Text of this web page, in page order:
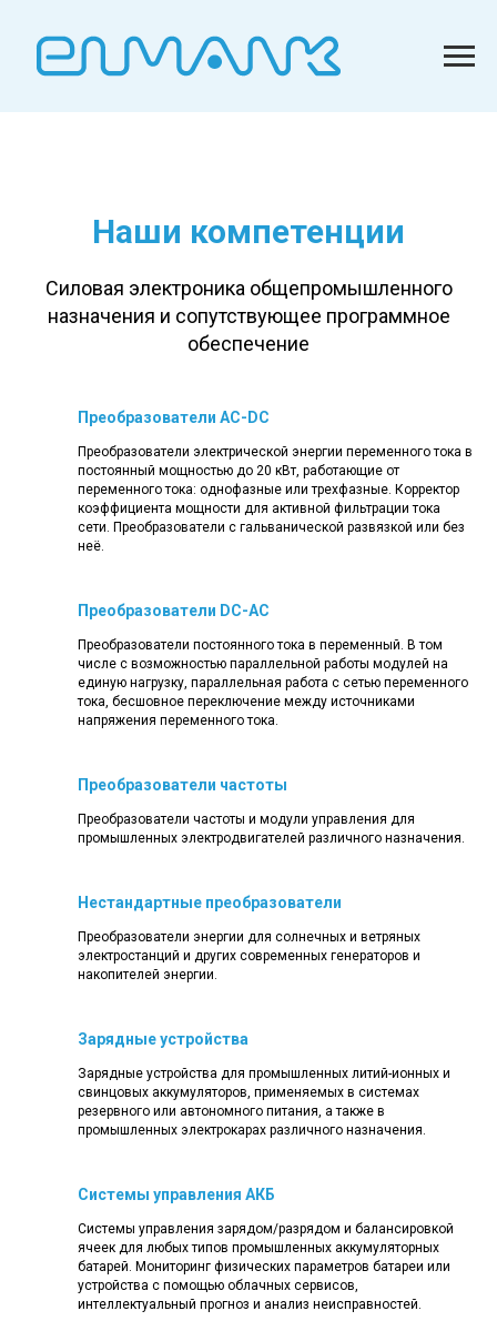
Наши компетенции
Силовая электроника общепромышленного
назначения и сопутствующее программное
обеспечение
Преобразователи AC-DC
Преобразователи электрической энергии переменного тока в
постоянный мощностью до 20 кВт, работающие от
переменного тока: однофазные или трехфазные. Корректор
коэффициента мощности для активной фильтрации тока
сети. Преобразователи с гальванической развязкой или без
неё.
Преобразователи DC-AC
Преобразователи постоянного тока в переменный. В том
числе с возможностью параллельной работы модулей на
единую нагрузку, параллельная работа с сетью переменного
тока, бесшовное переключение между источниками
напряжения переменного тока.
Преобразователи частоты
Преобразователи частоты и модули управления для
промышленных электродвигателей различного назначения.
Нестандартные преобразователи
Преобразователи энергии для солнечных и ветряных
электростанций и других современных генераторов и
накопителей энергии.
Зарядные устройства
Зарядные устройства для промышленных литий-ионных и
свинцовых аккумуляторов, применяемых в системах
резервного или автономного питания, а также в
промышленных электрокарах различного назначения.
Системы управления АКБ
Системы управления зарядом/разрядом и балансировкой
ячеек для любых типов промышленных аккумуляторных
батарей. Мониторинг физических параметров батареи или
устройства с помощью облачных сервисов,
интеллектуальный прогноз и анализ неисправностей.